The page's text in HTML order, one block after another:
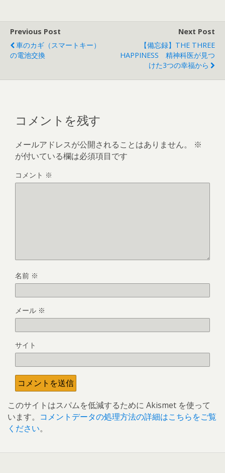
Previous Post
車のカギ（スマートキー）
の電池交換
Next Post
【備忘録】THE THREE
HAPPINESS 精神科医が見つ
けた3つの幸福から
コメントを残す
メールアドレスが公開されることはありません。
※
が付いている欄は必須項目です
コメント ※
名前 ※
メール ※
サイト
このサイトはスパムを低減するために Akismet を使って
います。 コメントデータの処理方法の詳細はこちらをご覧
ください。